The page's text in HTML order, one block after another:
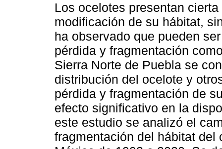
Los ocelotes presentan
modificación de su hábitat,
ha observado que pueden
pérdida y fragmentación
Sierra Norte de Puebla se
distribución del ocelote y
pérdida y fragmentación de
efecto significativo en la
este estudio se analizó el
fragmentación del hábitat del